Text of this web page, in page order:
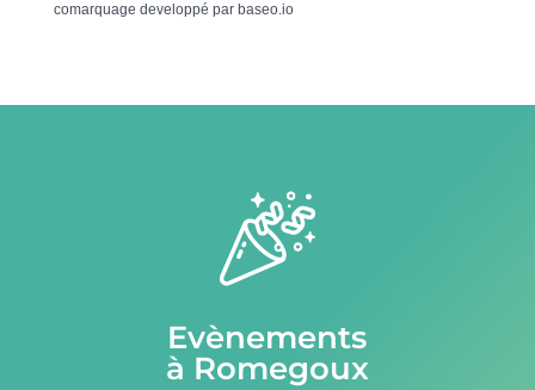
comarquage developpé par baseo.io
Evènements
à Romegoux